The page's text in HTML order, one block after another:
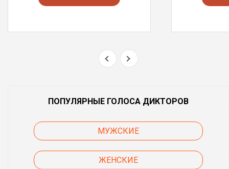
ПОПУЛЯРНЫЕ ГОЛОСА ДИКТОРОВ
МУЖСКИЕ
ЖЕНСКИЕ